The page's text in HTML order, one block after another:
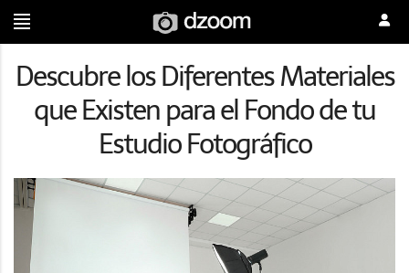
Descubre los Diferentes Materiales
que Existen para el Fondo de tu
Estudio Fotográfico